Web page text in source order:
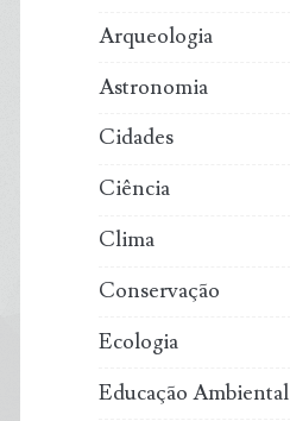
Arqueologia
Astronomia
Cidades
Ciência
Clima
Conservação
Ecologia
Educação Ambiental